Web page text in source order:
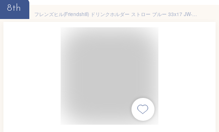
8th
フレンズヒル(Friendshill) ドリンクホルダー ストロー ブルー 33x17 JW-534-176